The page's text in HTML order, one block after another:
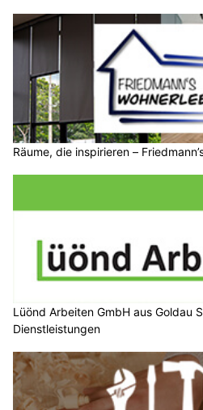
Räume, die inspirieren –
Lüönd Arbeiten GmbH aus Goldau
Dienstleistungen